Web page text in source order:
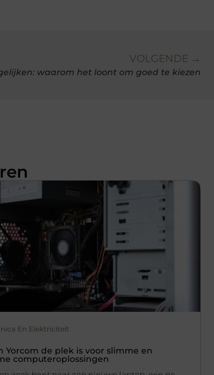
VOLGENDE →
waarom het loont om goed te kiezen
En Elektriciteit
Yorcom de plek is voor slimme en
computeroplossingen